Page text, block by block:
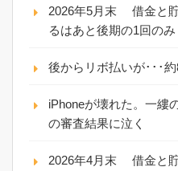
2026年5月末 借金と
るはあと後期の1回のみ
後からリボ払いが･･･
iPhoneが壊れた。一縷
の審査結果に泣く
2026年4月末 借金と